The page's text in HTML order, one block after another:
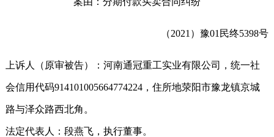
（2021）豫01民终5398号
上诉人（原审被告）：河南通冠重工实业有限公司，统一社
会信用代码914101005664774224，住所地荥阳市豫龙镇京城
路与泽众路西北角。
法定代表人：段燕飞，执行董事。